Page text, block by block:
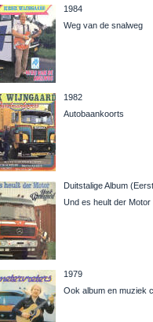
1984
Weg van de snalweg
1982
Autobaankoorts
Duitstalige Album
Und es heult der Motor
1979
Ook album en muziek